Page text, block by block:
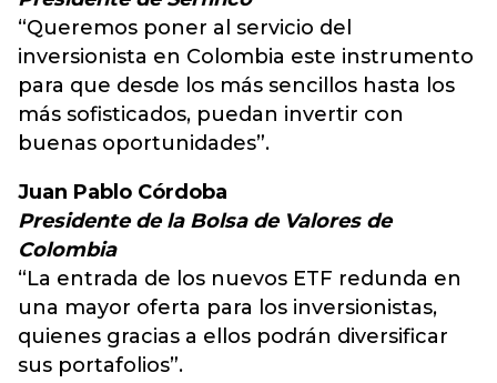
“Queremos poner al servicio del
inversionista en Colombia este instrumento
para que desde los más sencillos hasta los
más sofisticados, puedan invertir con
buenas oportunidades”.
Juan Pablo Córdoba
Presidente de la Bolsa de Valores de
Colombia
“La entrada de los nuevos ETF redunda en
una mayor oferta para los inversionistas,
quienes gracias a ellos podrán diversificar
sus portafolios”.